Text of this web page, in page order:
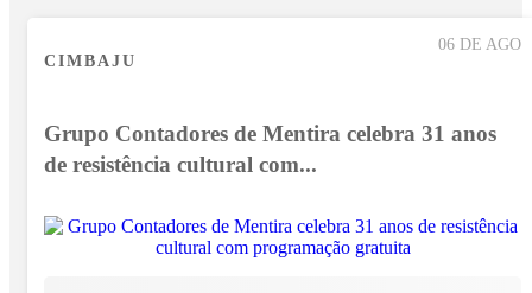
06 DE AGO
CIMBAJU
Grupo Contadores de Mentira celebra 31 anos
de resistência cultural com...